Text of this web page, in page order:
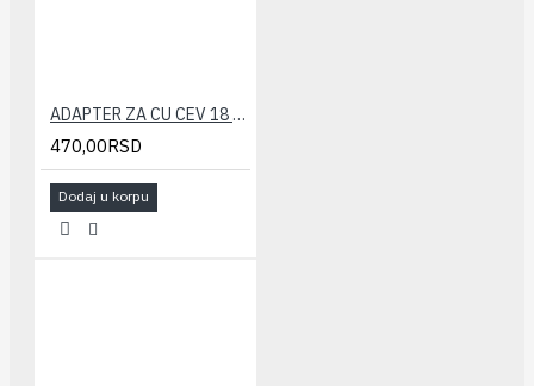
ADAPTER ZA CU CEV 18 CALEFFI
470,00RSD
Dodaj u korpu